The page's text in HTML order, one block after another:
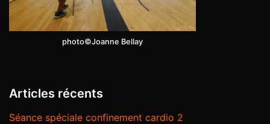
photo©Joanne Bellay
Articles récents
Séance spéciale confinement cardio 2